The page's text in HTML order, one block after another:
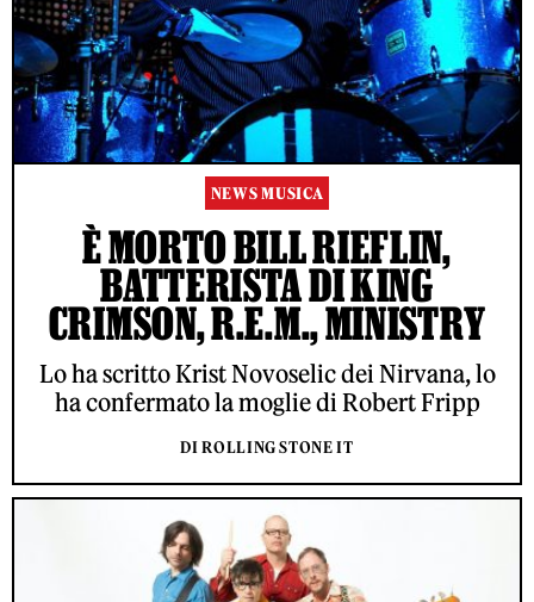
NEWS MUSICA
È MORTO BILL RIEFLIN,
BATTERISTA DI KING
CRIMSON, R.E.M., MINISTRY
Lo ha scritto Krist Novoselic dei Nirvana, lo
ha confermato la moglie di Robert Fripp
DI ROLLING STONE IT